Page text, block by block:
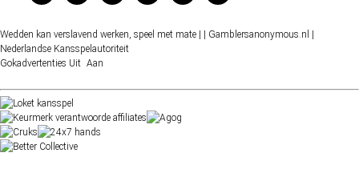
Wedden kan verslavend werken, speel met mate | | Gamblersanonymous.nl |
Nederlandse Kansspelautoriteit
Gokadvertenties Uit Aan